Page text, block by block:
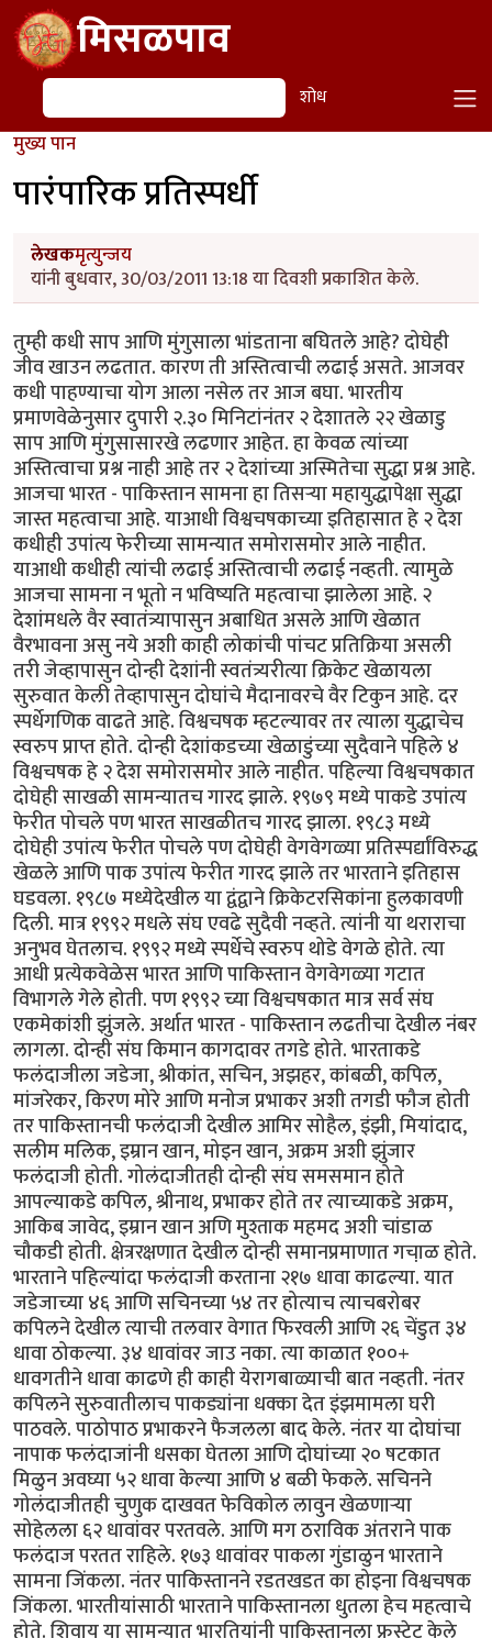
Skip to main contentमिसळपाव
शोध शोध
मुख्य पान
पारंपारिक प्रतिस्पर्धी
लेखकमृत्युन्जय
यांनी बुधवार, 30/03/2011 13:18 या दिवशी प्रकाशित केले.
तुम्ही कधी साप आणि मुंगुसाला भांडताना बघितले आहे? दोघेही
जीव खाउन लढतात. कारण ती अस्तित्वाची लढाई असते. आजवर
कधी पाहण्याचा योग आला नसेल तर आज बघा. भारतीय
प्रमाणवेळेनुसार दुपारी २.३० मिनिटांनंतर २ देशातले २२ खेळाडु
साप आणि मुंगुसासारखे लढणार आहेत. हा केवळ त्यांच्या
अस्तित्वाचा प्रश्न नाही आहे तर २ देशांच्या अस्मितेचा सुद्धा प्रश्न आहे.
आजचा भारत - पाकिस्तान सामना हा तिसर्‍या महायुद्धापेक्षा सुद्धा
जास्त महत्वाचा आहे. याआधी विश्वचषकाच्या इतिहासात हे २ देश
कधीही उपांत्य फेरीच्या सामन्यात समोरासमोर आले नाहीत.
याआधी कधीही त्यांची लढाई अस्तित्वाची लढाई नव्हती. त्यामुळे
आजचा सामना न भूतो न भविष्यति महत्वाचा झालेला आहे. २
देशांमधले वैर स्वातंत्र्यापासुन अबाधित असले आणि खेळात
वैरभावना असु नये अशी काही लोकांची पांचट प्रतिक्रिया असली
तरी जेव्हापासुन दोन्ही देशांनी स्वतंत्र्यरीत्या क्रिकेट खेळायला
सुरुवात केली तेव्हापासुन दोघांचे मैदानावरचे वैर टिकुन आहे. दर
स्पर्धेगणिक वाढते आहे. विश्वचषक म्हटल्यावर तर त्याला युद्धाचेच
स्वरुप प्राप्त होते. दोन्ही देशांकडच्या खेळाडुंच्या सुदैवाने पहिले ४
विश्वचषक हे २ देश समोरासमोर आले नाहीत. पहिल्या विश्वचषकात
दोघेही साखळी सामन्यातच गारद झाले. १९७९ मध्ये पाकडे उपांत्य
फेरीत पोचले पण भारत साखळीतच गारद झाला. १९८३ मध्ये
दोघेही उपांत्य फेरीत पोचले पण दोघेही वेगवेगळ्या प्रतिस्पर्द्यांविरुद्ध
खेळले आणि पाक उपांत्य फेरीत गारद झाले तर भारताने इतिहास
घडवला. १९८७ मध्येदेखील या द्वंद्वाने क्रिकेटरसिकांना हुलकावणी
दिली. मात्र १९९२ मधले संघ एवढे सुदैवी नव्हते. त्यांनी या थराराचा
अनुभव घेतलाच. १९९२ मध्ये स्पर्धेचे स्वरुप थोडे वेगळे होते. त्या
आधी प्रत्येकवेळेस भारत आणि पाकिस्तान वेगवेगळ्या गटात
विभागले गेले होती. पण १९९२ च्या विश्वचषकात मात्र सर्व संघ
एकमेकांशी झुंजले. अर्थात भारत - पाकिस्तान लढतीचा देखील नंबर
लागला. दोन्ही संघ किमान कागदावर तगडे होते. भारताकडे
फलंदाजीला जडेजा, श्रीकांत, सचिन, अझहर, कांबळी, कपिल,
मांजरेकर, किरण मोरे आणि मनोज प्रभाकर अशी तगडी फौज होती
तर पाकिस्तानची फलंदाजी देखील आमिर सोहैल, इंझी, मियांदाद,
सलीम मलिक, इम्रान खान, मोइन खान, अक्रम अशी झुंजार
फलंदाजी होती. गोलंदाजीतही दोन्ही संघ समसमान होते
आपल्याकडे कपिल, श्रीनाथ, प्रभाकर होते तर त्याच्याकडे अक्रम,
आकिब जावेद, इम्रान खान अणि मुश्ताक महमद अशी चांडाळ
चौकडी होती. क्षेत्ररक्षणात देखील दोन्ही समानप्रमाणात गचा़ळ होते.
भारताने पहिल्यांदा फलंदाजी करताना २१७ धावा काढल्या. यात
जडेजाच्या ४६ आणि सचिनच्या ५४ तर होत्याच त्याचबरोबर
कपिलने देखील त्याची तलवार वेगात फिरवली आणि २६ चेंडुत ३४
धावा ठोकल्या. ३४ धावांवर जाउ नका. त्या काळात १००+
धावगतीने धावा काढणे ही काही येरागबाळ्याची बात नव्हती. नंतर
कपिलने सुरुवातीलाच पाकड्यांना धक्का देत इंझमामला घरी
पाठवले. पाठोपाठ प्रभाकरने फैजलला बाद केले. नंतर या दोघांचा
नापाक फलंदाजांनी धसका घेतला आणि दोघांच्या २० षटकात
मिळुन अवघ्या ५२ धावा केल्या आणि ४ बळी फेकले. सचिनने
गोलंदाजीतही चुणुक दाखवत फेविकोल लावुन खेळणार्‍या
सोहेलला ६२ धावांवर परतवले. आणि मग ठराविक अंतराने पाक
फलंदाज परतत राहिले. १७३ धावांवर पाकला गुंडाळुन भारताने
सामना जिंकला. नंतर पाकिस्तानने रडतखडत का होइना विश्वचषक
जिंकला. भारतीयांसाठी भारताने पाकिस्तानला धुतला हेच महत्वाचे